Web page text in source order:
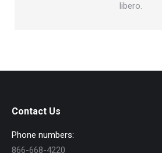
libero.
Contact Us
Phone numbers:
866-668-4220